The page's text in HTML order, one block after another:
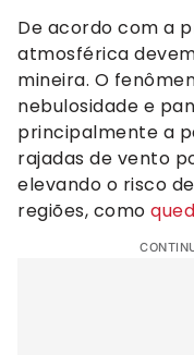
De acordo com a
atmosférica
mineira. O
nebulosidade e
principalmente a
rajadas de vento
elevando o risco
regiões, como